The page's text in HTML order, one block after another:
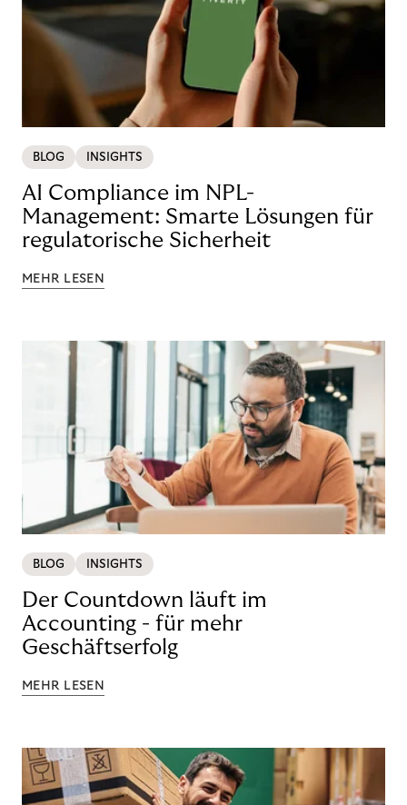
BLOG INSIGHTS
AI Compliance im NPL-
Management: Smarte Lösungen für
regulatorische Sicherheit
MEHR LESEN
BLOG INSIGHTS
Der Countdown läuft im
Accounting - für mehr
Geschäftserfolg
MEHR LESEN